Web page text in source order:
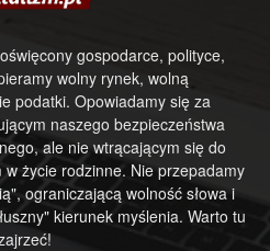
gospodarce, polityce,
wolny rynek, wolną
podatki. Opowiadamy się za
naszego bezpieczeństwa
ale nie wtrącającym się do
życie rodzinne. Nie przepadamy
ograniczającą wolność słowa i
kierunek myślenia. Warto tu